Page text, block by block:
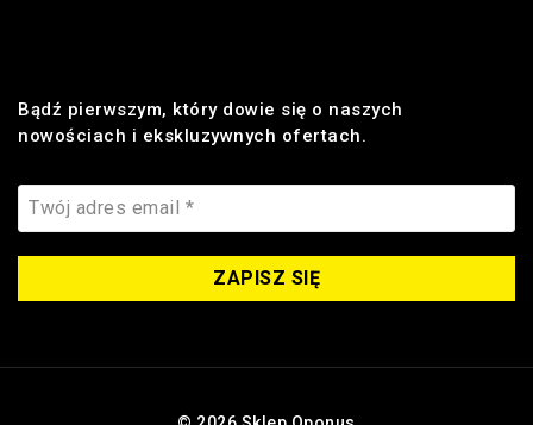
Bądź pierwszym, który dowie się o naszych
nowościach i ekskluzywnych ofertach.